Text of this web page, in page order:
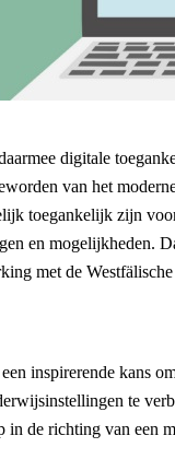
digitale
van het
toegankelijk zijn
en mogelijkheden.
met de
inspirerende kans
te
in de richting van een